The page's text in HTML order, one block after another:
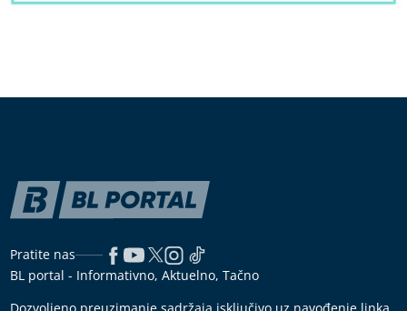
Pratite nas
BL portal - Informativno, Aktuelno, Tačno